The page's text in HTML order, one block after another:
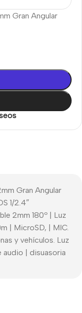
Gran Angular
Gran Angular
1/2.4″
2mm 180º | Luz
| MicroSD, | MIC.
y vehículos. Luz
| disuasoria